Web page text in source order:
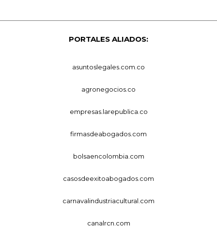
PORTALES ALIADOS:
asuntoslegales.com.co
agronegocios.co
empresas.larepublica.co
firmasdeabogados.com
bolsaencolombia.com
casosdeexitoabogados.com
carnavalindustriacultural.com
canalrcn.com